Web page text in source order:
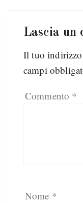
Lascia un
Il tuo indirizzo
campi
Commento *
Nome *